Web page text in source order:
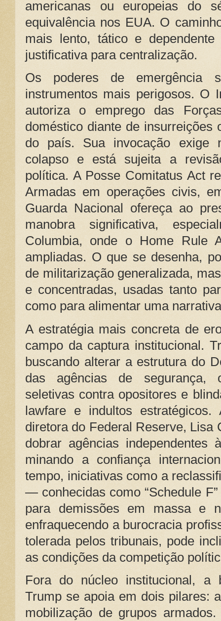
americanas ou europeias do
equivalência nos EUA. O
mais lento, tático e
justificativa para centralização.
Os poderes de emergência
instrumentos mais perigosos. O
autoriza o emprego das
doméstico diante de insurreições
do país. Sua invocação exige
colapso e está sujeita a
política. A Posse Comitatus Act
Armadas em operações civis,
Guarda Nacional ofereça ao
manobra significativa,
Columbia, onde o Home Rule
ampliadas. O que se desenha,
de militarização generalizada,
e concentradas, usadas tanto
como para alimentar uma
A estratégia mais concreta de
campo da captura institucional.
buscando alterar a estrutura do
das agências de segurança,
seletivas contra opositores e
lawfare e indultos
diretora do Federal Reserve, Lisa
dobrar agências
minando a confiança
tempo, iniciativas como a
— conhecidas como “Schedule
para demissões em massa e
enfraquecendo a burocracia
tolerada pelos tribunais, pode
as condições da competição
Fora do núcleo institucional, a
Trump se apoia em dois pilares:
mobilização de grupos